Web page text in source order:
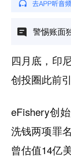
警惕账面
四月底，印
创投圈此前
eFishery创
洗钱两项罪
曾估值14亿